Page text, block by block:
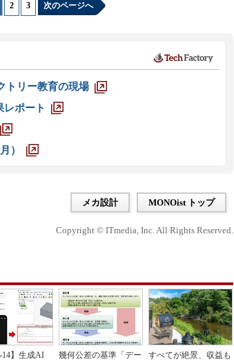
2 3 次のページへ
トリー教育の現場
ポート
）
メカ設計 MONOist トップ
Copyright © ITmedia, Inc. All Rights Reserved.
14】生成AI
幾何公差の基準「デー
すべてが絶景、収益も